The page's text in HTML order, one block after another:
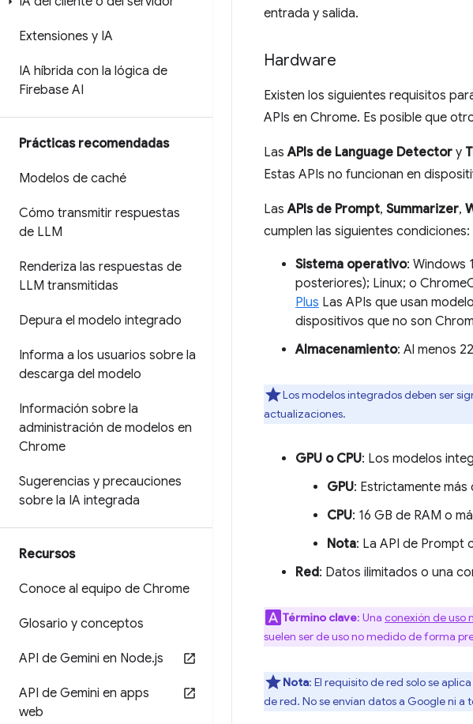
Extensiones y IA
IA híbrida con la lógica de
Firebase AI
Prácticas recomendadas
Modelos de caché
Cómo transmitir respuestas
de LLM
Renderiza las respuestas de
LLM transmitidas
Depura el modelo integrado
Informa a los usuarios sobre la
descarga del modelo
Información sobre la
administración de modelos en
Chrome
Sugerencias y precauciones
sobre la IA integrada
Recursos
Conoce al equipo de Chrome
Glosario y conceptos
API de Gemini en Node.js
API de Gemini en apps
web
entrada y salida.
Hardware
Existen los siguientes requisitos
APIs en Chrome. Es posible que
LasAPIs de Language Detector y
Estas APIs no funcionan en
LasAPIs de Prompt, Summarizer,
cumplen las siguientes condiciones:
Sistema operativo: Windows
posteriores); Linux; o
Plus Las APIs que usan
dispositivos que no son
Almacenamiento: Al menos
Los modelos integrados deben ser
actualizaciones.
GPU o CPU: Los modelos
GPU: Estrictamente más
CPU: 16 GB de RAM o
Nota: La API de Prompt
Red: Datos ilimitados o una
Término clave: Una conexión de uso
suelen ser de uso no medido de forma
Nota: El requisito de red solo se
de red. No se envían datos a Google ni a